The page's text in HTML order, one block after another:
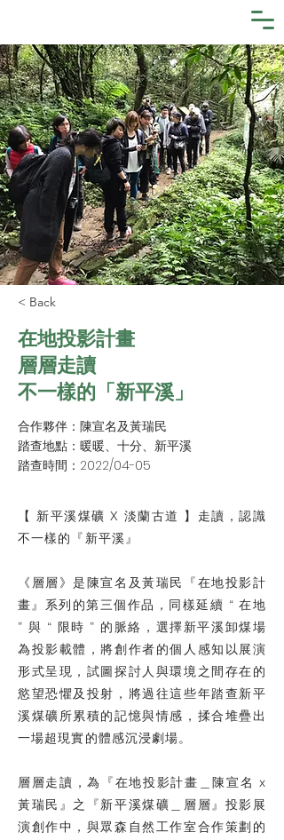
< Back
在地投影計畫
層層走讀
不一樣的「新平溪」
合作夥伴：陳宣名及黃瑞民
踏查地點：暖暖、十分、新平溪
踏查時間：2022/04-05
【 新平溪煤礦 X 淡蘭古道 】走讀，認識
不一樣的『新平溪』
《層層》是陳宣名及黃瑞民『在地投影計
畫』系列的第三個作品，同樣延續 “ 在地
” 與 “ 限時 ” 的脈絡，選擇新平溪卸煤場
為投影載體，將創作者的個人感知以展演
形式呈現，試圖探討人與環境之間存在的
慾望恐懼及投射，將過往這些年踏查新平
溪煤礦所累積的記憶與情感，揉合堆疊出
一場超現實的體感沉浸劇場。
層層走讀，為『在地投影計畫＿陳宣名 x
黃瑞民』之『新平溪煤礦＿層層』投影展
演創作中，與眾森自然工作室合作策劃的